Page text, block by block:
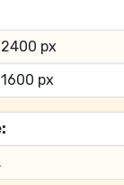
2400 px
1600 px